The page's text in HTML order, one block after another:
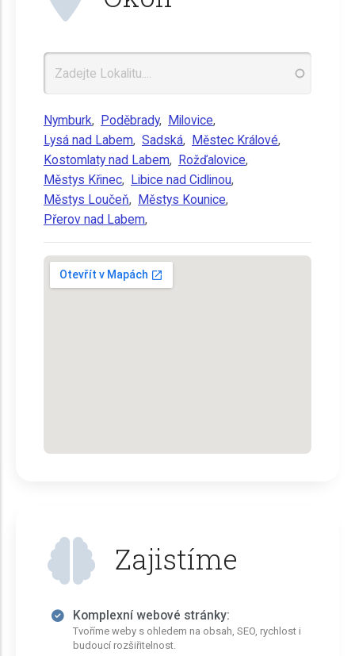
Nymburk, Poděbrady, Milovice,
Lysá nad Labem, Sadská, Městec Králové,
Kostomlaty nad Labem, Rožďalovice,
Městys Křinec, Libice nad Cidlinou,
Městys Loučeň, Městys Kounice,
Přerov nad Labem,
Zajistíme
Komplexní webové stránky:
Tvoříme weby s ohledem na obsah, SEO, rychlost i
budoucí rozšiřitelnost.